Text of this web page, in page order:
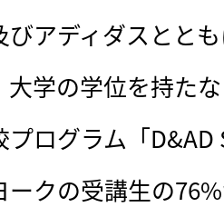
びアディダスとと
大学の学位を持た
プログラム「
ークの受講生の